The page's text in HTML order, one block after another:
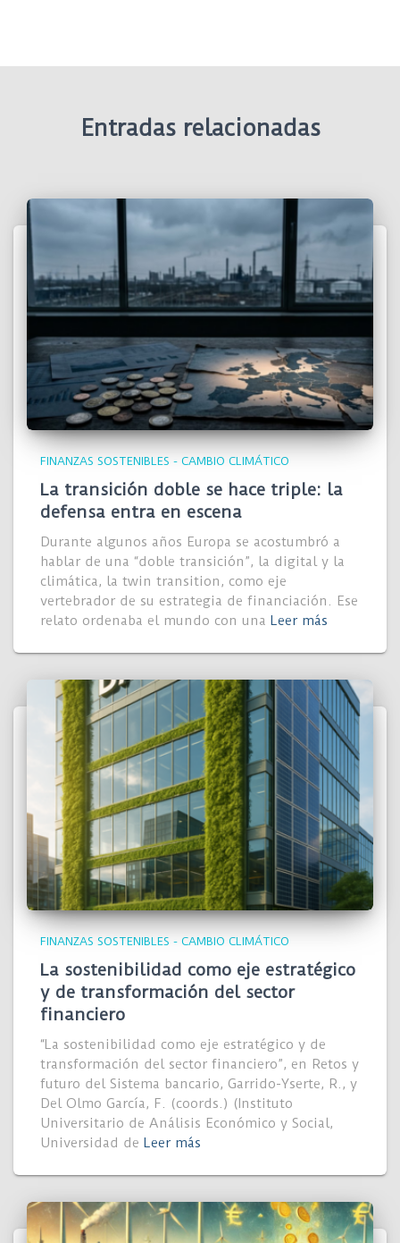
Entradas relacionadas
FINANZAS SOSTENIBLES - CAMBIO CLIMÁTICO
La transición doble se hace triple: la
defensa entra en escena
Durante algunos años Europa se acostumbró a
hablar de una “doble transición”, la digital y la
climática, la twin transition, como eje
vertebrador de su estrategia de financiación. Ese
relato ordenaba el mundo con una Leer más
FINANZAS SOSTENIBLES - CAMBIO CLIMÁTICO
La sostenibilidad como eje estratégico
y de transformación del sector
financiero
“La sostenibilidad como eje estratégico y de
transformación del sector financiero”, en Retos y
futuro del Sistema bancario, Garrido-Yserte, R., y
Del Olmo García, F. (coords.) (Instituto
Universitario de Análisis Económico y Social,
Universidad de Leer más